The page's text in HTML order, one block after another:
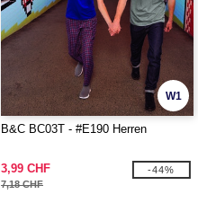
W1
B&C BC03T - #E190 Herren
3,99 CHF
7,18 CHF
-44%